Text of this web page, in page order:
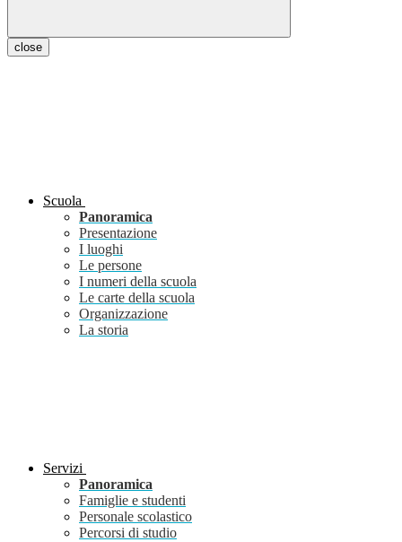
close
Scuola
Panoramica
Presentazione
I luoghi
Le persone
I numeri della scuola
Le carte della scuola
Organizzazione
La storia
Servizi
Panoramica
Famiglie e studenti
Personale scolastico
Percorsi di studio